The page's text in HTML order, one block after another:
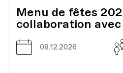
Menu de fêtes
collaboration
Date
08.12.2026